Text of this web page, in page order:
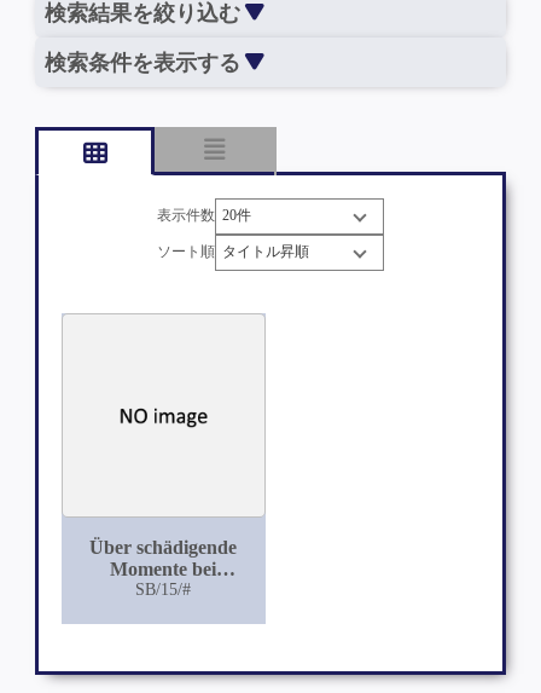
検索結果を絞り込む
検索条件を表示する
表示件数
ソート順
Über schädigende
Momente bei
Uranoplastik und
SB/15/#